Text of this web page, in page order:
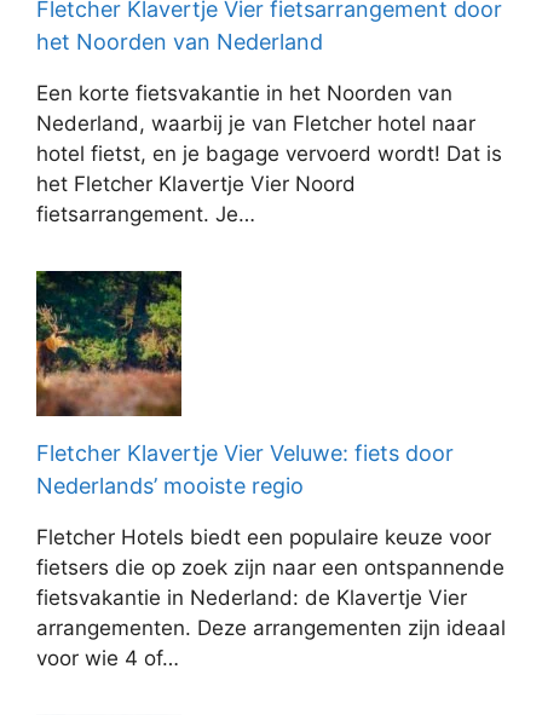
Fletcher Klavertje Vier fietsarrangement door
het Noorden van Nederland
Een korte fietsvakantie in het Noorden van
Nederland, waarbij je van Fletcher hotel naar
hotel fietst, en je bagage vervoerd wordt! Dat is
het Fletcher Klavertje Vier Noord
fietsarrangement. Je…
Fletcher Klavertje Vier Veluwe: fiets door
Nederlands’ mooiste regio
Fletcher Hotels biedt een populaire keuze voor
fietsers die op zoek zijn naar een ontspannende
fietsvakantie in Nederland: de Klavertje Vier
arrangementen. Deze arrangementen zijn ideaal
voor wie 4 of…